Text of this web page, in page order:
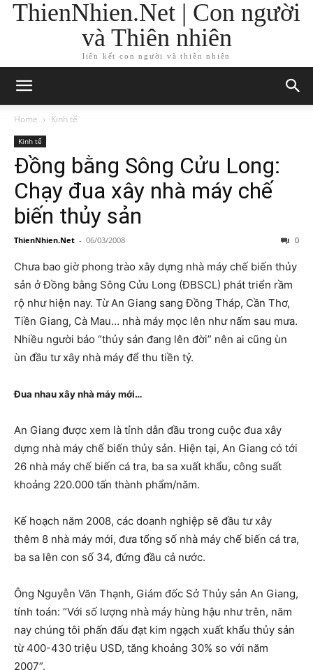
ThienNhien.Net | Con người
và Thiên nhiên
liên kết con người và thiên nhiên
Home Kinh tế
Kinh tế
Đồng bằng Sông Cửu Long:
Chạy đua xây nhà máy chế
biến thủy sản
ThienNhien.Net - 06/03/2008 0
Chưa bao giờ phong trào xây dựng nhà máy chế biến thủy
sản ở Đồng bằng Sông Cửu Long (ĐBSCL) phát triển rầm
rộ như hiện nay. Từ An Giang sang Đồng Tháp, Cần Thơ,
Tiền Giang, Cà Mau… nhà máy mọc lên như nấm sau mưa.
Nhiều người bảo “thủy sản đang lên đời” nên ai cũng ùn
ùn đầu tư xây nhà máy để thu tiền tỷ.
Đua nhau xây nhà máy mới…
An Giang được xem là tỉnh dẫn đầu trong cuộc đua xây
dựng nhà máy chế biến thủy sản. Hiện tại, An Giang có tới
26 nhà máy chế biến cá tra, ba sa xuất khẩu, công suất
khoảng 220.000 tấn thành phẩm/năm.
Kế hoạch năm 2008, các doanh nghiệp sẽ đầu tư xây
thêm 8 nhà máy mới, đưa tổng số nhà máy chế biến cá tra,
ba sa lên con số 34, đứng đầu cả nước.
Ông Nguyễn Văn Thạnh, Giám đốc Sở Thủy sản An Giang,
tính toán: “Với số lượng nhà máy hùng hậu như trên, năm
nay chúng tôi phấn đấu đạt kim ngạch xuất khẩu thủy sản
từ 400-430 triệu USD, tăng khoảng 30% so với năm
2007”.